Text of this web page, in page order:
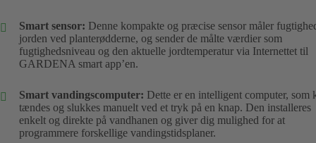
Smart sensor: Denne kompakte og præcise sensor måler
jorden ved planterødderne, og sender de målte værdier som
fugtighedsniveau og den aktuelle jordtemperatur via Internettet til
GARDENA smart app’en.
Smart vandingscomputer: Dette er en intelligent computer, som
tændes og slukkes manuelt ved et tryk på en knap. Den installeres
enkelt og direkte på vandhanen og giver dig mulighed for at
programmere forskellige vandingstidsplaner.